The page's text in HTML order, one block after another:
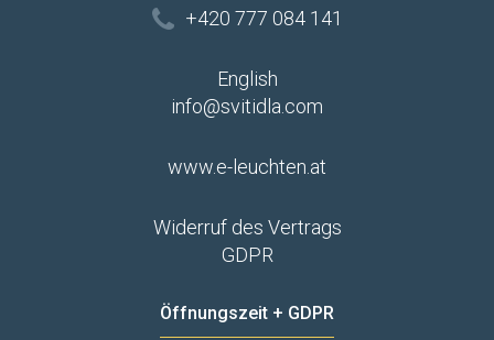
+420 777 084 141
English
info@svitidla.com
www.e-leuchten.at
Widerruf des Vertrags
GDPR
Öffnungszeit + GDPR